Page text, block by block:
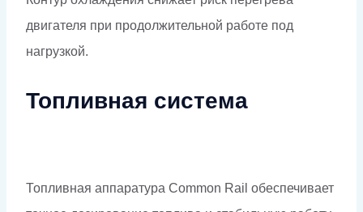
двигателя при продолжительной работе под
нагрузкой.
Топливная система
Топливная аппаратура Common Rail обеспечивает